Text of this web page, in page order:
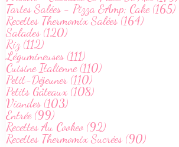
Tartes Salées - Pizza &Amp; Cake (165)
Recettes Thermomix Salées (164)
Salades (120)
Riz (112)
Légumineuses (111)
Cuisine Italienne (110)
Petit-Déjeuner (110)
Petits Gâteaux (108)
Viandes (103)
Entrée (99)
Recettes Au Cookeo (92)
Recettes Thermomix Sucrées (90)